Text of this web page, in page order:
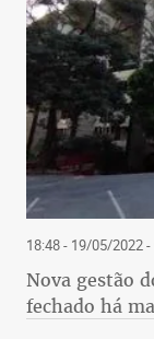
18:48 - 19/05/2022-
Nova gestão
fechado há